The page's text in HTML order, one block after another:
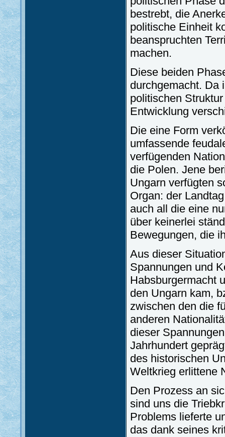
bestrebt, die
politische Einheit
beanspruchten
machen.
Diese beiden
durchgemacht. Da
politischen
Entwicklung
Die eine Form
umfassende
verfügenden
die Polen. Jene
Ungarn verfügten
Organ: der
auch all die eine
über keinerlei
Bewegungen, die
Aus dieser
Spannungen und
Habsburgermacht
den Ungarn kam,
zwischen den die
anderen
dieser
Jahrhundert
des historischen
Weltkrieg erlittene
Den Prozess an
sind uns die
Problems lieferte
das dank seines